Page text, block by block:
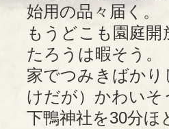
始用の品々届く。
もうどこも園庭
たろうは暇そう。
家でつみきばか
けだが）かわいそ
下鴨神社を30分ほ